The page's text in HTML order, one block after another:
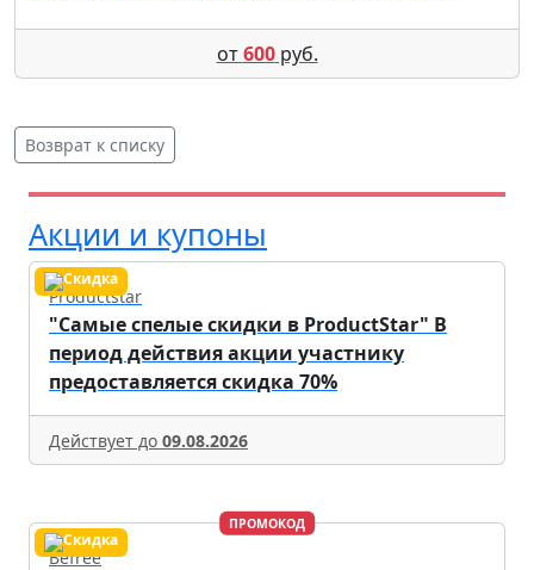
от600руб.
Возврат к списку
Акции и купоны
Productstar
"Самые спелые скидки в ProductStar" В
период действия акции участнику
предоставляется скидка 70%
Действует до 09.08.2026
ПРОМОКОД
Befree